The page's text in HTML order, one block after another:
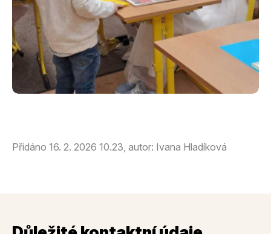
Přidáno 16. 2. 2026 10.23, autor: Ivana Hladíková